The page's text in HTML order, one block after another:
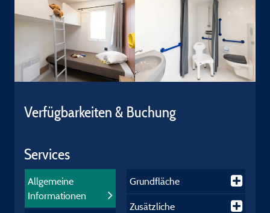
Verfügbarkeiten & Buchung
Services
Allgemeine
Informationen
Grundfläche
Zusätzliche